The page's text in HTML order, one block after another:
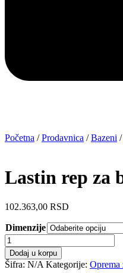
Početna /Prodavnica /Bazeni /
Lastin rep za
102.363,00 RSD
Dimenzije
Lastin
rep
za
bazen
Dodaj u korpu
Šifra: N/A Kategorije: Oprema